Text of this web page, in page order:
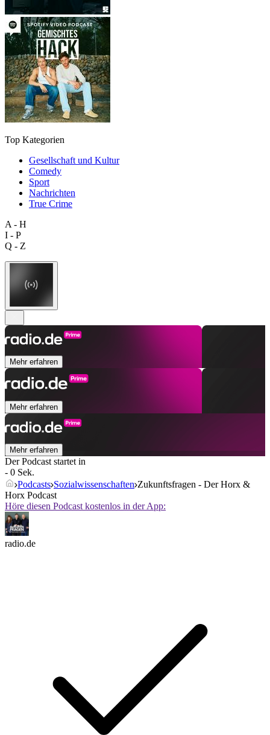
Top Kategorien
Gesellschaft und Kultur
Comedy
Sport
Nachrichten
True Crime
A - H
I - P
Q - Z
Mehr erfahren
Mehr erfahren
Mehr erfahren
Der Podcast startet in
- 0 Sek.
Podcasts Sozialwissenschaften Zukunftsfragen - Der Horx &
Horx Podcast
Höre diesen Podcast kostenlos in der App:
radio.de